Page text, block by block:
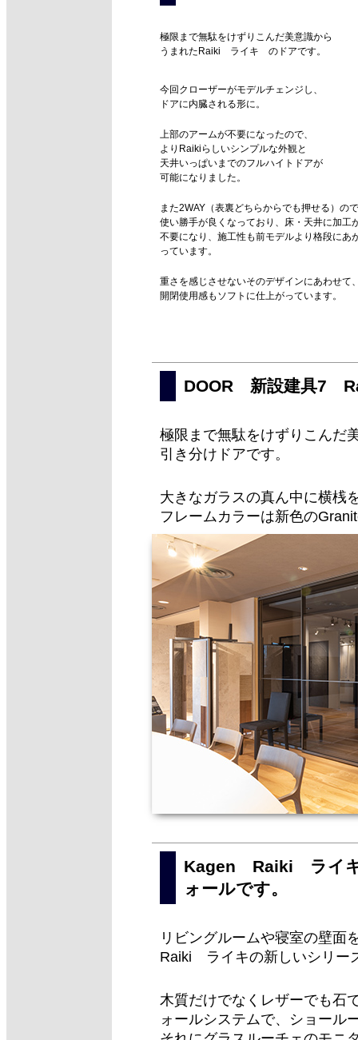
極限まで無駄をけずりこんだ美意識から
うまれたRaiki ライキ のドアです。
今回クローザーがモデルチェンジし、
ドアに内臓される形に。
上部のアームが不要になったので、
よりRaikiらしいシンプルな外観と
天井いっぱいまでのフルハイトドアが
可能になりました。
また2WAY（表裏どちらからでも押せる）ので
使い勝手が良くなっており、床・天井に加工
不要になり、施工性も前モデルより格段にあ
っています。
重さを感じさせないそのデザインにあわせて
開閉使用感もソフトに仕上がっています。
DOOR 新設建具7
極限まで無駄をけずりこん
引き分けドアです。
大きなガラスの真ん中に横桟
フレームカラーは新色の
Kagen Raiki ライ
ォールです。
リビングルームや寝室の壁
Raiki ライキの新しいシリー
木質だけでなくレザーでも石
ォールシステムで、ショール